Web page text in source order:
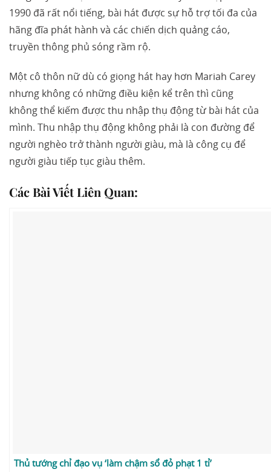
1990 đã rất nổi tiếng, bài hát được sự hỗ trợ tối đa của
hãng đĩa phát hành và các chiến dịch quảng cáo,
truyền thông phủ sóng rầm rộ.
Một cô thôn nữ dù có giọng hát hay hơn Mariah Carey
nhưng không có những điều kiện kể trên thì cũng
không thể kiếm được thu nhập thụ động từ bài hát của
mình. Thu nhập thụ động không phải là con đường để
người nghèo trở thành người giàu, mà là công cụ để
người giàu tiếp tục giàu thêm.
Các Bài Viết Liên Quan:
Thủ tướng chỉ đạo vụ ‘làm chậm sổ đỏ phạt 1 tỉ’